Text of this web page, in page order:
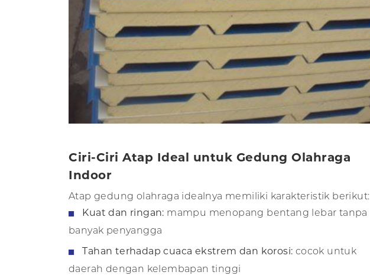
Ciri-Ciri Atap Ideal untuk Gedung Olahraga
Indoor
Atap gedung olahraga idealnya memiliki karakteristik berikut:
Kuat dan ringan: mampu menopang bentang lebar tanpa
banyak penyangga
Tahan terhadap cuaca ekstrem dan korosi: cocok untuk
daerah dengan kelembapan tinggi